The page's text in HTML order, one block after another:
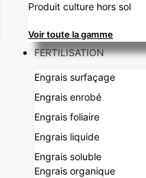
Produit culture hors sol
Voir toute la gamme
FERTILISATION
Engrais surfaçage
Engrais enrobé
Engrais foliaire
Engrais liquide
Engrais soluble
Engrais organique